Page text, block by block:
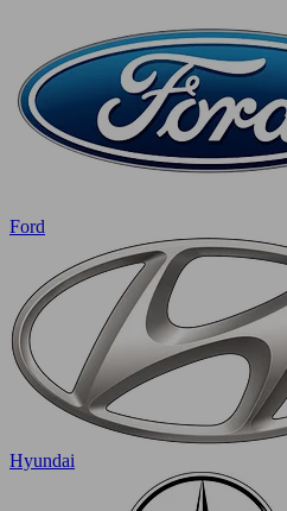
Ford
Hyundai